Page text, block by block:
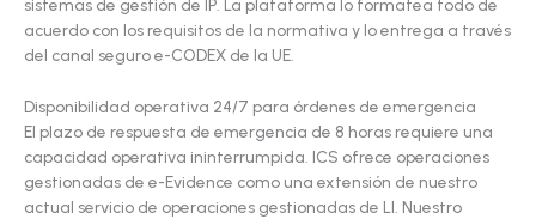
sistemas de gestión de IP. La plataforma lo formatea todo de
acuerdo con los requisitos de la normativa y lo entrega a través
del canal seguro e-CODEX de la UE.
Disponibilidad operativa 24/7 para órdenes de emergencia
El plazo de respuesta de emergencia de 8 horas requiere una
capacidad operativa ininterrumpida. ICS ofrece operaciones
gestionadas de e-Evidence como una extensión de nuestro
actual servicio de operaciones gestionadas de LI. Nuestro